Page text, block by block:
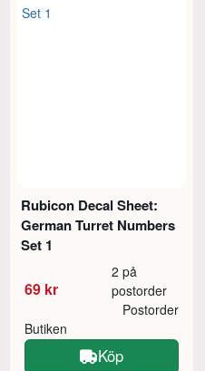
Rubicon Decal Sheet:
German Turret Numbers
Set 1
69 kr
2 på
postorder
Butiken
Postorder
Köp